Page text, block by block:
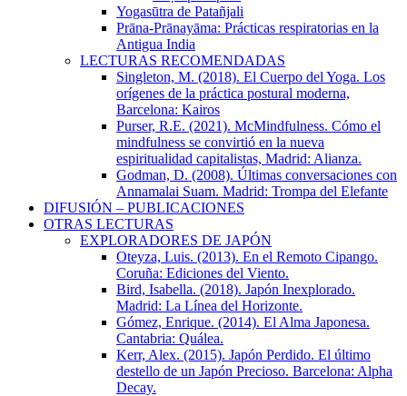
Yogasūtra de Patañjali
Prāna-Prānayāma: Prácticas respiratorias en la
Antigua India
LECTURAS RECOMENDADAS
Singleton, M. (2018). El Cuerpo del Yoga. Los
orígenes de la práctica postural moderna,
Barcelona: Kairos
Purser, R.E. (2021). McMindfulness. Cómo el
mindfulness se convirtió en la nueva
espiritualidad capitalistas, Madrid: Alianza.
Godman, D. (2008). Últimas conversaciones con
Annamalai Suam. Madrid: Trompa del Elefante
DIFUSIÓN – PUBLICACIONES
OTRAS LECTURAS
EXPLORADORES DE JAPÓN
Oteyza, Luis. (2013). En el Remoto Cipango.
Coruña: Ediciones del Viento.
Bird, Isabella. (2018). Japón Inexplorado.
Madrid: La Línea del Horizonte.
Gómez, Enrique. (2014). El Alma Japonesa.
Cantabria: Quálea.
Kerr, Alex. (2015). Japón Perdido. El último
destello de un Japón Precioso. Barcelona: Alpha
Decay.